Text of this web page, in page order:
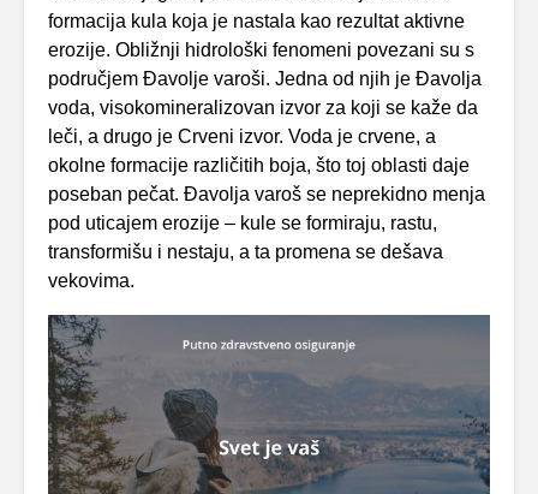
formacija kula koja je nastala kao rezultat aktivne
erozije. Obližnji hidrološki fenomeni povezani su s
područjem Đavolje varoši. Jedna od njih je Đavolja
voda, visokomineralizovan izvor za koji se kaže da
leči, a drugo je Crveni izvor. Voda je crvene, a
okolne formacije različitih boja, što toj oblasti daje
poseban pečat. Đavolja varoš se neprekidno menja
pod uticajem erozije – kule se formiraju, rastu,
transformišu i nestaju, a ta promena se dešava
vekovima.